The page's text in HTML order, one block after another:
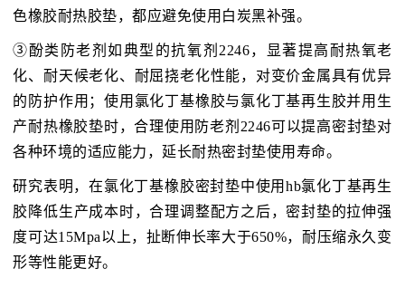
色橡胶耐热胶垫，都应避免使用白炭黑补强。
③酚类防老剂如典型的抗氧剂2246，显著提高耐热氧老
化、耐天候老化、耐屈挠老化性能，对变价金属具有优异
的防护作用；使用氯化丁基橡胶与氯化丁基再生胶并用生
产耐热橡胶垫时，合理使用防老剂2246可以提高密封垫对
各种环境的适应能力，延长耐热密封垫使用寿命。
研究表明，在氯化丁基橡胶密封垫中使用hb氯化丁基再生
胶降低生产成本时，合理调整配方之后，密封垫的拉伸强
度可达15Mpa以上，扯断伸长率大于650%，耐压缩永久变
形等性能更好。